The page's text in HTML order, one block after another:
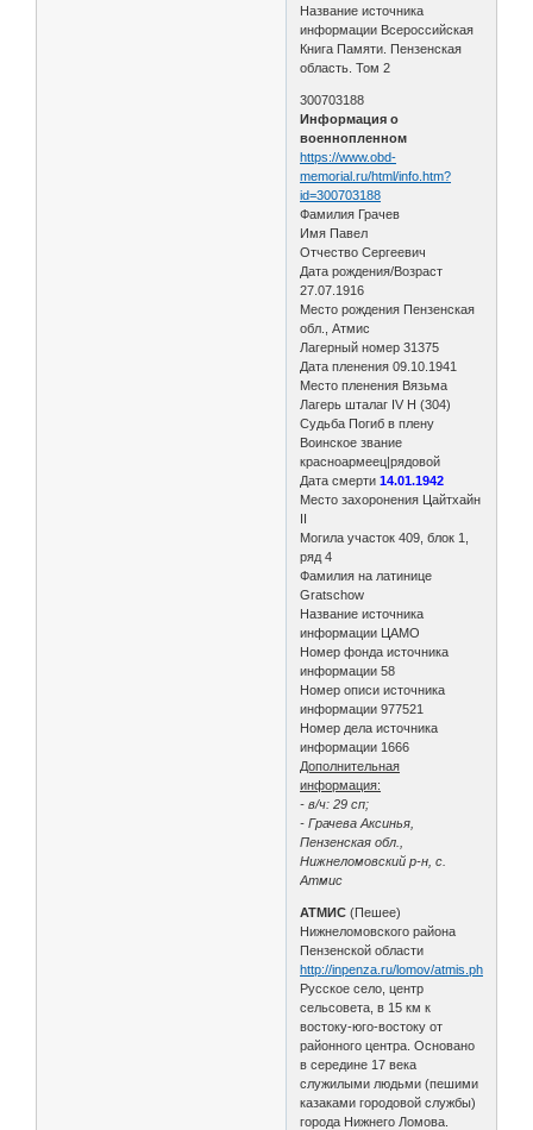
Название источника
информации Всероссийская
Книга Памяти. Пензенская
область. Том 2
300703188
Информация о
военнопленном
https://www.obd-
memorial.ru/html/info.htm?
id=300703188
Фамилия Грачев
Имя Павел
Отчество Сергеевич
Дата рождения/Возраст
27.07.1916
Место рождения Пензенская
обл., Атмис
Лагерный номер 31375
Дата пленения 09.10.1941
Место пленения Вязьма
Лагерь шталаг IV H (304)
Судьба Погиб в плену
Воинское звание
красноармеец|рядовой
Дата смерти14.01.1942
Место захоронения Цайтхайн
II
Могила участок 409, блок 1,
ряд 4
Фамилия на латинице
Gratschow
Название источника
информации ЦАМО
Номер фонда источника
информации 58
Номер описи источника
информации 977521
Номер дела источника
информации 1666
Дополнительная
информация:
- в/ч: 29 сп;
- Грачева Аксинья,
Пензенская обл.,
Нижнеломовский р-н, с.
Атмис
АТМИС (Пешее)
Нижнеломовского района
Пензенской области
http://inpenza.ru/lomov/atmis.php
Русское село, центр
сельсовета, в 15 км к
востоку-юго-востоку от
районного центра. Основано
в середине 17 века
служилыми людьми (пешими
казаками городовой службы)
города Нижнего Ломова.